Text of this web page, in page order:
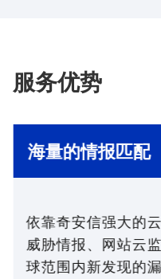
服务优势
海量的情报匹配
依靠奇安信强大的
威胁情报、网站云
球范围内新发现的